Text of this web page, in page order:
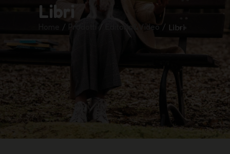
Libri
Editoria&Video Libri